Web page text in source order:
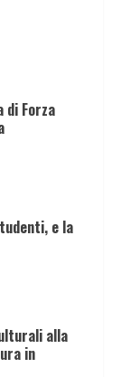
Forza
e la
alla
in